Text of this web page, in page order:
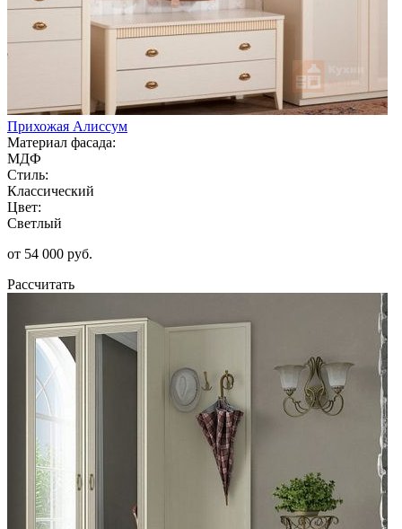
Прихожая Алиссум
Материал фасада:
МДФ
Стиль:
Классический
Цвет:
Светлый
от 54 000 руб.
Рассчитать